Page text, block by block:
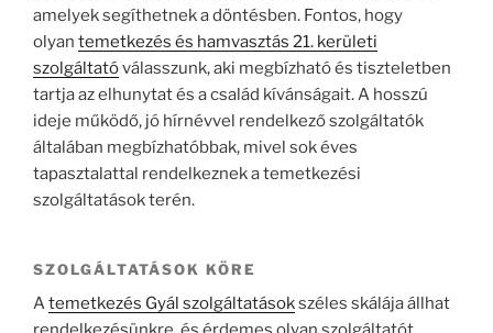
amelyek segíthetnek a döntésben. Fontos, hogy
olyan temetkezés és hamvasztás 21. kerületi
szolgáltatóválasszunk, aki megbízható és tiszteletben
tartja az elhunytat és a család kívánságait. A hosszú
ideje működő, jó hírnévvel rendelkező szolgáltatók
általában megbízhatóbbak, mivel sok éves
tapasztalattal rendelkeznek a temetkezési
szolgáltatások terén.
SZOLGÁLTATÁSOK KÖRE
Atemetkezés Gyál szolgáltatásokszéles skálája állhat